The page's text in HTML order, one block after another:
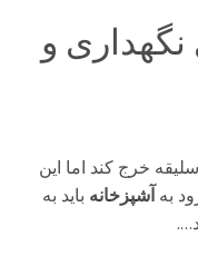
نگهداری و
خرج کند اما این
به آشپزخانه باید به